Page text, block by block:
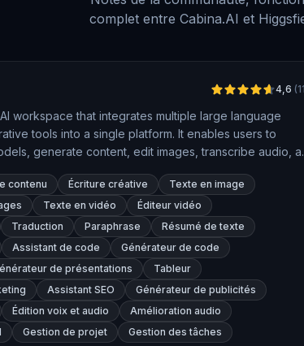
complet entre Cabina.AI et
4,6 (
workspace that integrates multiple large language
tools into a single platform. It enables users to
generate content, edit images, transcribe audio,
contenu Écriture créative
Texte en image
Texte en vidéo
Éditeur vidéo
Traduction Paraphrase
Résumé de texte
Assistant de code
Générateur de code
de présentations
Tableur
Assistant SEO
Générateur de publicités
Édition voix et audio
Amélioration audio
Gestion de projet
Gestion des tâches